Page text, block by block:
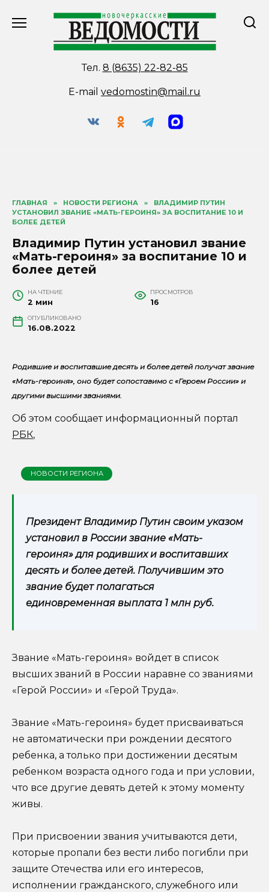
Тел. 8 (8635) 22-82-85
E-mail vedomostin@mail.ru
ГЛАВНАЯ » НОВОСТИ РЕГИОНА »
ВЛАДИМИР ПУТИН
УСТАНОВИЛ ЗВАНИЕ «МАТЬ-ГЕРОИНЯ» ЗА ВОСПИТАНИЕ 10 И
БОЛЕЕ ДЕТЕЙ
Владимир Путин установил звание
«Мать-героиня» за воспитание 10 и
более детей
НА ЧТЕНИЕ
2 мин
ПРОСМОТРОВ
16
ОПУБЛИКОВАНО
16.08.2022
Родившие и воспитавшие десять и более детей получат звание
«Мать-героиня», оно будет сопоставимо с «Героем России» и
другими высшими званиями.
Об этом сообщает информационный портал
РБК,
НОВОСТИ РЕГИОНА
Президент Владимир Путин своим указом
установил в России звание «Мать-
героиня» для родивших и воспитавших
десять и более детей. Получившим это
звание будет полагаться
единовременная выплата 1 млн руб.
Звание «Мать-героиня» войдет в список
высших званий в России наравне со званиями
«Герой России» и «Герой Труда».
Звание «Мать-героиня» будет присваиваться
не автоматически при рождении десятого
ребенка, а только при достижении десятым
ребенком возраста одного года и при условии,
что все другие девять детей к этому моменту
живы.
При присвоении звания учитываются дети,
которые пропали без вести либо погибли при
защите Отечества или его интересов,
исполнении гражданского, служебного или